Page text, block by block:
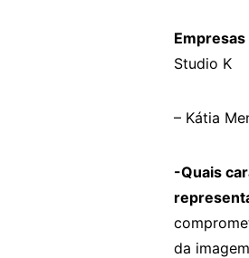
Studio K
– Kátia
-Quais
da